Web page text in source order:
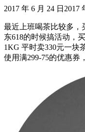
2017 年 6 月 24 日 2017
最近上班喝茶比较多，
东618的时候搞活动，
1KG 平时卖330元一块
使用满299-75的优惠